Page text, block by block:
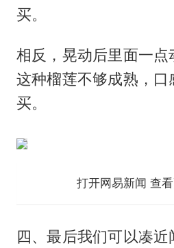
买。
相反，晃动后里面一点
这种榴莲不够成熟，口
买。
打开网易新闻 查
四、最后我们可以凑